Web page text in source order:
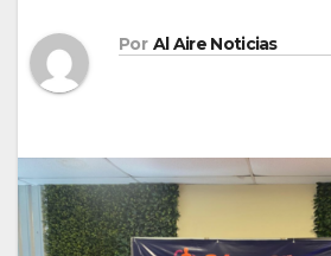
Por Al Aire Noticias